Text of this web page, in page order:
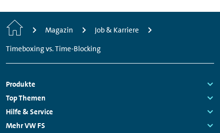
StartseiteMagazin
Job & Karriere
Timeboxing vs. Time-Blocking
Fußzeilen
Navigation
Produkte
Links:
Top Themen
Links:
Hilfe & Service
Links:
Mehr VW FS